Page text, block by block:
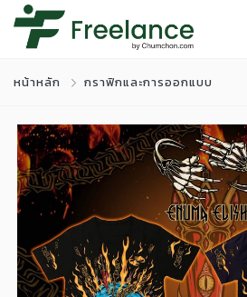
หน้าหลัก กราฟิกและการออกแบบ